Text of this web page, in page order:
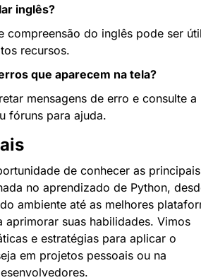
inglês?
compreensão do inglês pode ser
recursos.
que aparecem na tela?
mensagens de erro e consulte a
fóruns para ajuda.
de conhecer as principais
no aprendizado de Python,
ambiente até as melhores
aprimorar suas habilidades. Vimos
e estratégias para aplicar o
em projetos pessoais ou na